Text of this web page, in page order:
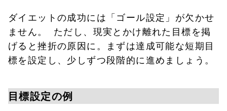
ダイエットの成功には「ゴール設定」が欠かせ
ません。 ただし、現実とかけ離れた目標を掲
げると挫折の原因に。まずは達成可能な短期目
標を設定し、少しずつ段階的に進めましょう。
目標設定の例